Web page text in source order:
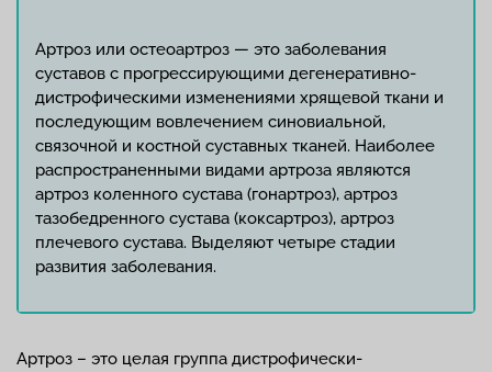
Артроз или остеоартроз — это заболевания
суставов с прогрессирующими дегенеративно-
дистрофическими изменениями хрящевой ткани и
последующим вовлечением синовиальной,
связочной и костной суставных тканей. Наиболее
распространенными видами артроза являются
артроз коленного сустава (гонартроз), артроз
тазобедренного сустава (коксартроз), артроз
плечевого сустава. Выделяют четыре стадии
развития заболевания.
Артроз – это целая группа дистрофически-